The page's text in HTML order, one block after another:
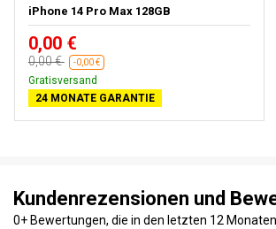
iPhone 14 Pro Max 128GB
0,00 €
0,00 € -0,00 €
Gratisversand
24 MONATE GARANTIE
Kundenrezensionen und
0+ Bewertungen, die in den letzten 12